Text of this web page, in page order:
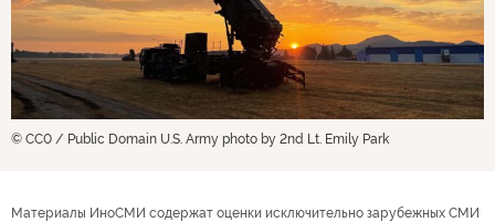
© CC0 / Public Domain U.S. Army photo by 2nd Lt. Emily Park
Материалы ИноСМИ содержат оценки исключительно зарубежных СМИ